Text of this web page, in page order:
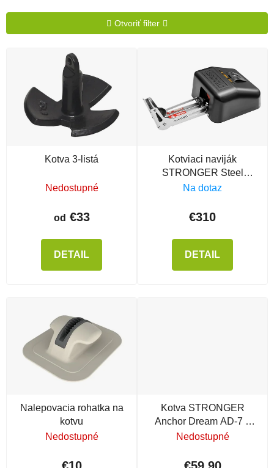
Otvoriť filter
Výpis produktov
Kotva 3-listá
Nedostupné
od €33
DETAIL
Kotviaci naviják
STRONGER Steel
Hands 20
Na dotaz
€310
DETAIL
Nalepovacia rohatka na
kotvu
Nedostupné
Kotva STRONGER
Anchor Dream AD-7 s
rozšírením
Nedostupné